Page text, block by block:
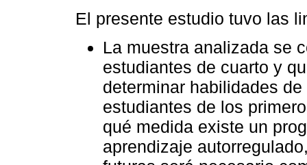
El presente estudio tuvo las
La muestra analizada se
estudiantes de cuarto y
determinar habilidades
estudiantes de los
qué medida existe un
aprendizaje